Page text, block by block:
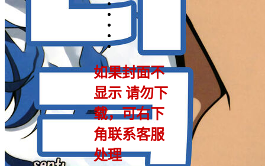
如果封面不
显示 请勿下
载，可右下
角联系客服
处理